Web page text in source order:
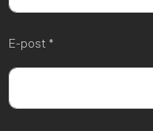
E-post *